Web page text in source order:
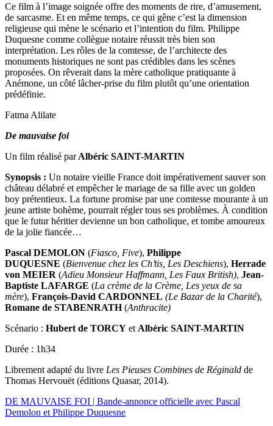
Ce film à l’image soignée offre des moments de rire, d’amusement,
de sarcasme. Et en même temps, ce qui gêne c’est la dimension
religieuse qui mène le scénario et l’intention du film. Philippe
Duquesne comme collègue notaire réussit très bien son
interprétation. Les rôles de la comtesse, de l’architecte des
monuments historiques ne sont pas crédibles dans les scènes
proposées. On rêverait dans la mère catholique pratiquante à
Anémone, un côté lâcher-prise du film plutôt qu’une orientation
prédéfinie.
Fatma Alilate
De mauvaise foi
Un film réalisé parAlbéric SAINT-MARTIN
Synopsis : Un notaire vieille France doit impérativement sauver son
château délabré et empêcher le mariage de sa fille avec un golden
boy prétentieux. La fortune promise par une comtesse mourante à un
jeune artiste bohème, pourrait régler tous ses problèmes. À condition
que le futur héritier devienne un bon catholique, et tombe amoureux
de la jolie fiancée…
Pascal DEMOLON (Fiasco, Five), Philippe
DUQUESNE (Bienvenue chez les Ch’tis, Les Deschiens), Herrade
von MEIER (Adieu Monsieur Haffmann, Les Faux British), Jean-
Baptiste LAFARGE (La crème de la Crème, Les yeux de sa
mère), François-David CARDONNEL (Le Bazar de la Charité),
Romane de STABENRATH(Anthracite)
Scénario : Hubert de TORCY et Albéric SAINT-MARTIN
Durée : 1h34
Librement adapté du livre Les Pieuses Combines de Réginald de
Thomas Hervouët (éditions Quasar, 2014).
DE MAUVAISE FOI | Bande-annonce officielle avec Pascal
Demolon et Philippe Duquesne